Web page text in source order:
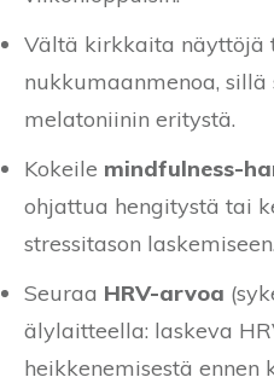
Vältä kirkkaita näyttöjä
nukkumaanmenoa,
melatoniinin eritystä.
Kokeile mindfulness-
ohjattua hengitystä tai
stressitason laskemiseen.
Seuraa HRV-arvoa
älylaitteella: laskeva
heikkenemisestä ennen